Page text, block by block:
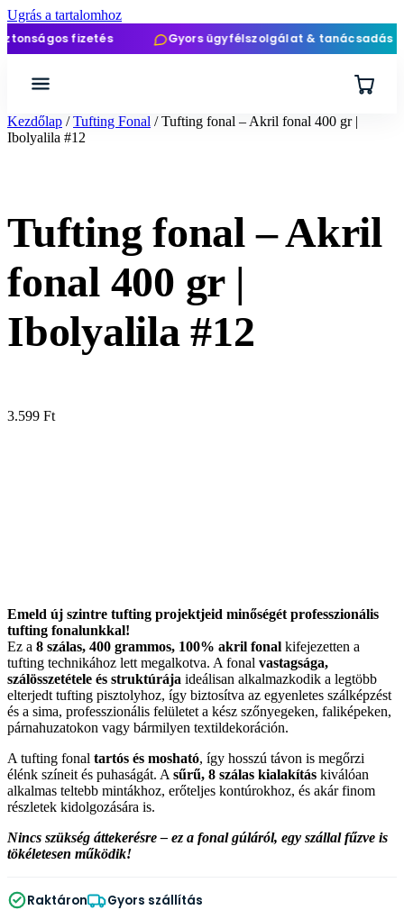
Ugrás a tartalomhoz
fizetés
Gyors ügyfélszolgálat & tanácsadás
Kezdőlap /Tufting Fonal / Tufting fonal – Akril fonal 400 gr |
Ibolyalila #12
Tufting fonal – Akril
fonal 400 gr |
Ibolyalila #12
3.599 Ft
Emeld új szintre tufting projektjeid minőségét professzionális
tufting fonalunkkal!
Ez a 8 szálas, 400 grammos, 100% akril fonal kifejezetten a
tufting technikához lett megalkotva. A fonal vastagsága,
szálösszetétele és struktúrája ideálisan alkalmazkodik a legtöbb
elterjedt tufting pisztolyhoz, így biztosítva az egyenletes szálképzést
és a sima, professzionális felületet a kész szőnyegeken, faliképeken,
párnahuzatokon vagy bármilyen textildekoráción.
A tufting fonal tartós és mosható, így hosszú távon is megőrzi
élénk színeit és puhaságát. A sűrű, 8 szálas kialakítás kiválóan
alkalmas teltebb mintákhoz, erőteljes kontúrokhoz, és akár finom
részletek kidolgozására is.
Nincs szükség áttekerésre – ez a fonal gúláról, egy szállal fűzve is
tökéletesen működik!
Raktáron
Gyors szállítás